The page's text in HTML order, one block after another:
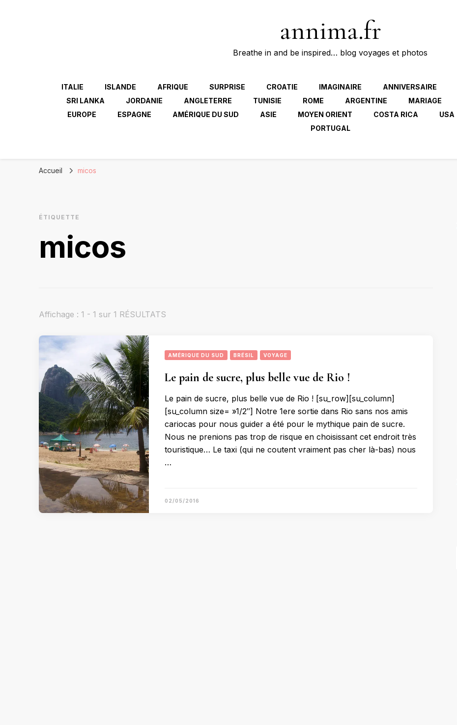
annima.fr
Breathe in and be inspired… blog voyages et photos
ITALIE ISLANDE AFRIQUE SURPRISE CROATIE IMAGINAIRE ANNIVERSAIRE
SRI LANKA
JORDANIE ANGLETERRE TUNISIE ROME ARGENTINE MARIAGE
EUROPE
ESPAGNE AMÉRIQUE DU SUD ASIE MOYEN ORIENT COSTA RICA USA
PORTUGAL
Accueil micos
ÉTIQUETTE
micos
Affichage : 1 - 1 sur 1 RÉSULTATS
AMÉRIQUE DU SUD BRÉSIL VOYAGE
Le pain de sucre, plus belle vue de Rio !
Le pain de sucre, plus belle vue de Rio ! [su_row][su_column]
[su_column size= »1/2″] Notre 1ere sortie dans Rio sans nos amis
cariocas pour nous guider a été pour le mythique pain de sucre.
Nous ne prenions pas trop de risque en choisissant cet endroit très
touristique… Le taxi (qui ne coutent vraiment pas cher là-bas) nous
…
02/05/2016